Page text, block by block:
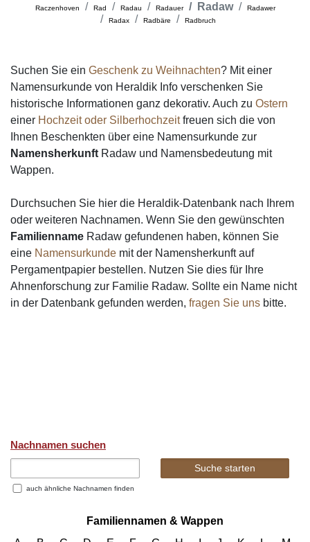
Raczenhoven Rad Radau Radauer Radaw
Radawer
Radax
Radbäre Radbruch
Suchen Sie ein Geschenk zu Weihnachten? Mit einer
Namensurkunde von Heraldik Info verschenken Sie
historische Informationen ganz dekorativ. Auch zu Ostern
einer Hochzeit oder Silberhochzeitfreuen sich die von
Ihnen Beschenkten über eine Namensurkunde zur
Namensherkunft Radaw und Namensbedeutung mit
Wappen.
Durchsuchen Sie hier die Heraldik-Datenbank nach Ihrem
oder weiteren Nachnamen. Wenn Sie den gewünschten
Familienname Radaw gefundenen haben, können Sie
eine Namensurkunde mit der Namensherkunft auf
Pergamentpapier bestellen. Nutzen Sie dies für Ihre
Ahnenforschung zur Familie Radaw. Sollte ein Name nicht
in der Datenbank gefunden werden, fragen Sie uns bitte.
Nachnamen suchen
auch ähnliche Nachnamen finden
Familiennamen & Wappen